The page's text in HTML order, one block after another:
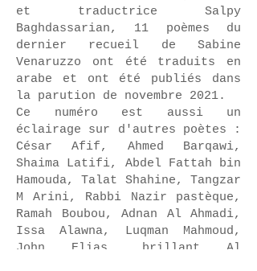
et traductrice Salpy
Baghdassarian, 11 poèmes du
dernier recueil de Sabine
Venaruzzo ont été traduits en
arabe et ont été publiés dans
la parution de novembre 2021.
Ce numéro est aussi un
éclairage sur d'autres poètes :
César Afif, Ahmed Barqawi,
Shaima Latifi, Abdel Fattah bin
Hamouda, Talat Shahine, Tangzar
M Arini, Rabbi Nazir pastèque,
Ramah Boubou, Adnan Al Ahmadi,
Issa Alawna, Luqman Mahmoud,
John Elias, brillant Al